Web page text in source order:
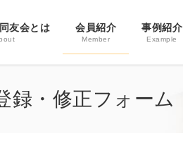
友会とは 会員紹介
Member
事例紹介
Example
録・修正フォーム